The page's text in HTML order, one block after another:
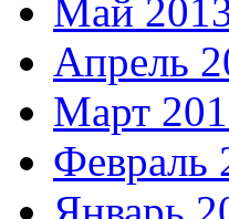
Май
Апрель
Март
Февраль